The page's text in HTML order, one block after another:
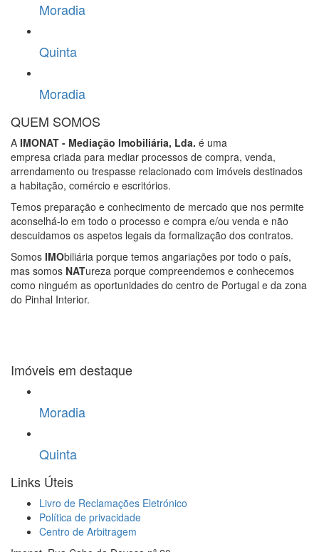
Moradia
Quinta
Moradia
QUEM SOMOS
A IMONAT - Mediação Imobiliária, Lda. é uma
empresa criada para mediar processos de compra, venda,
arrendamento ou trespasse relacionado com imóveis destinados
a habitação, comércio e escritórios.
Temos preparação e conhecimento de mercado que nos permite
aconselhá-lo em todo o processo e compra e/ou venda e não
descuidamos os aspetos legais da formalização dos contratos.
Somos IMObiliária porque temos angariações por todo o país,
mas somos NATureza porque compreendemos e conhecemos
como ninguém as oportunidades do centro de Portugal e da zona
do Pinhal Interior.
Imóveis em destaque
Moradia
Quinta
Links Úteis
Livro de Reclamações Eletrónico
Política de privacidade
Centro de Arbitragem